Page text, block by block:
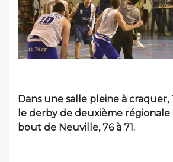
Dans une salle pleine à
le derby de deuxième régionale
bout de Neuville, 76 à 71.